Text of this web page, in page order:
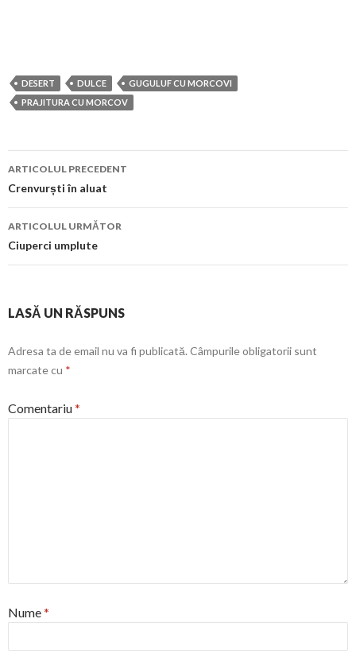
DESERT DULCE
GUGULUF CU MORCOVI
PRAJITURA CU MORCOV
Navigare
în
articol
ARTICOLUL PRECEDENT
Crenvurști în aluat
ARTICOLUL URMĂTOR
Ciuperci umplute
LASĂ UN RĂSPUNS
Adresa ta de email nu va fi publicată. Câmpurile obligatorii sunt
marcate cu *
Comentariu*
Nume*